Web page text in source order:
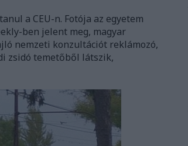
a CEU-n. Fotója az egyetem
ben jelent meg, magyar
nemzeti konzultációt reklámozó,
zsidó temetőből látszik,